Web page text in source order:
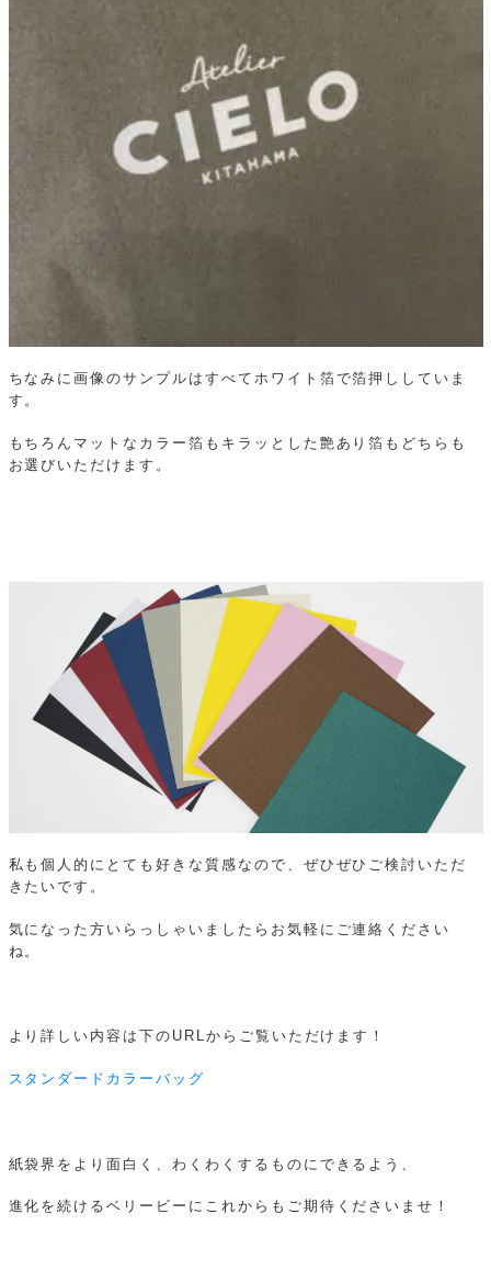
ちなみに画像のサンプルはすべてホワイト箔で箔押ししていま
す。
もちろんマットなカラー箔もキラッとした艶あり箔もどちらも
お選びいただけます。
私も個人的にとても好きな質感なので、ぜひぜひご検討いただ
きたいです。
気になった方いらっしゃいましたらお気軽にご連絡ください
ね。
より詳しい内容は下のURLからご覧いただけます！
スタンダードカラーバッグ
紙袋界をより面白く、わくわくするものにできるよう、
進化を続けるベリービーにこれからもご期待くださいませ！